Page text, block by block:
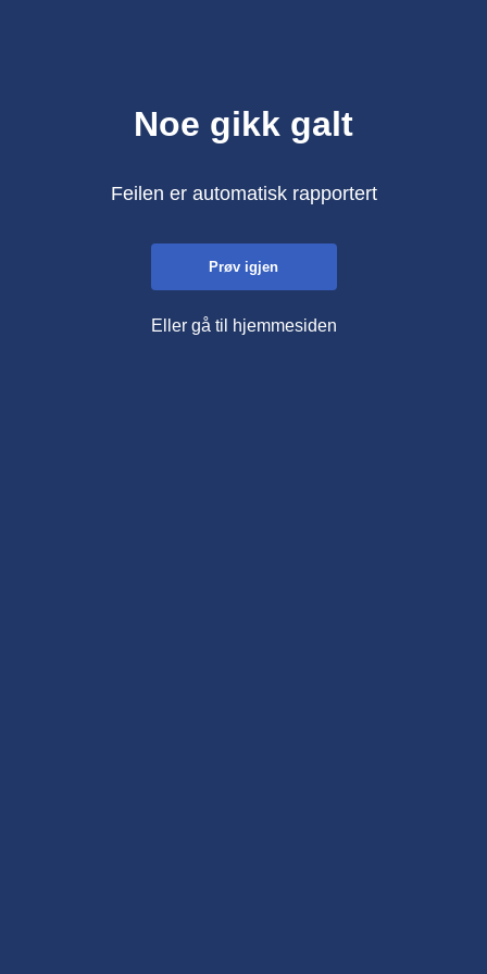
Noe gikk galt
Feilen er automatisk rapportert
Prøv igjen
Eller gå til hjemmesiden